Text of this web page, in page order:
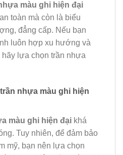
màu ghi hiện đại
toàn mà còn là biểu
đẳng cấp. Nếu bạn
luôn hợp xu hướng và
lựa chọn trần nhựa
nhựa màu ghi hiện
màu ghi hiện đại khá
Tuy nhiên, để đảm bảo
mỹ, bạn nên lựa chọn